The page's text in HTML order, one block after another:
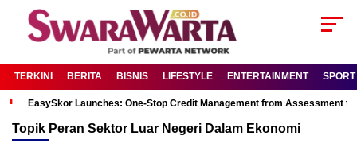
TERKINI BERITA BISNIS LIFESTYLE ENTERTAINMENT SPORT
EasySkor Launches: One-Stop Credit Management from Assessment
Topik Peran Sektor Luar Negeri Dalam Ekonomi